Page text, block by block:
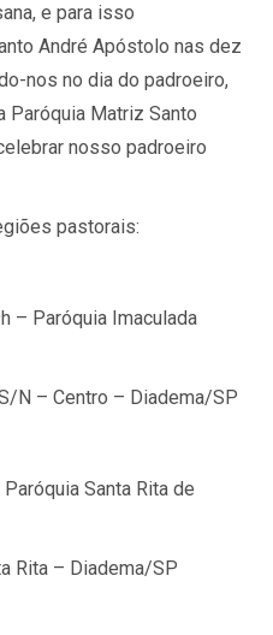
e para isso
André Apóstolo nas dez
nos no dia do padroeiro,
Paróquia Matriz Santo
nosso padroeiro
pastorais:
– Paróquia Imaculada
N – Centro – Diadema/SP
Paróquia Santa Rita de
Rita – Diadema/SP